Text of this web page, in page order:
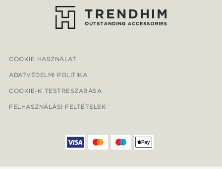
COOKIE HASZNÁLAT
ADATVÉDELMI POLITIKA
COOKIE-K TESTRESZABÁSA
FELHASZNÁLÁSI FELTÉTELEK